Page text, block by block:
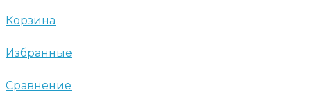
Корзина
Избранные
Сравнение